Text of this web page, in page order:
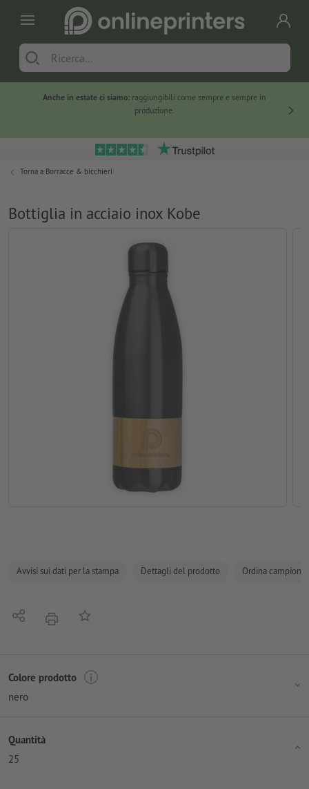
Anche in estate ci siamo: raggiungibili come sempre e sempre in
produzione.
Torna a Borracce & bicchieri
Bottiglia in acciaio inox Kobe
Avvisi sui dati per la stampa Dettagli del prodotto Ordina campione
Condividistamparealla lista preferiti
Colore prodotto
nero
Quantità
25